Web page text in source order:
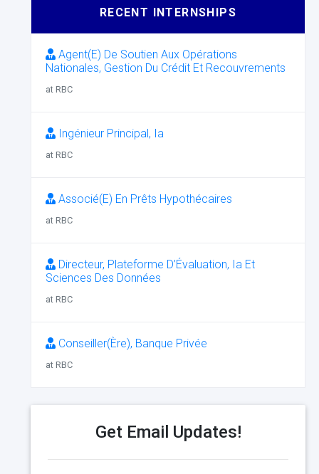
RECENT INTERNSHIPS
Agent(E) De Soutien Aux Opérations
Nationales, Gestion Du Crédit Et Recouvrements
at RBC
Ingénieur Principal, Ia
at RBC
Associé(E) En Prêts Hypothécaires
at RBC
Directeur, Plateforme D’Évaluation, Ia Et
Sciences Des Données
at RBC
Conseiller(Ère), Banque Privée
at RBC
Get Email Updates!